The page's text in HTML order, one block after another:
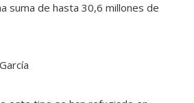
suma de hasta 30,6 millones de